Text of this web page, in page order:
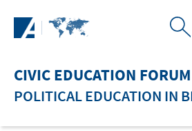
CIVIC EDUCATION
POLITICAL EDUCATION IN